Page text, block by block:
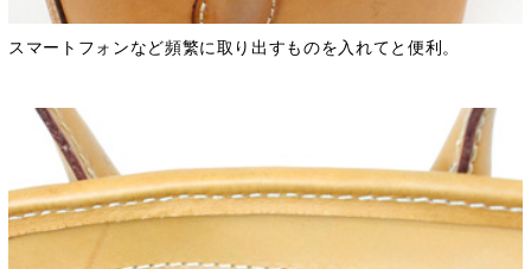
スマートフォンなど頻繁に取り出すものを入れてと便利。